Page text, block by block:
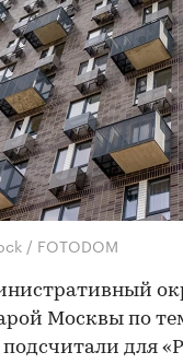
/ FOTODOM
Москвы по
подсчитали для